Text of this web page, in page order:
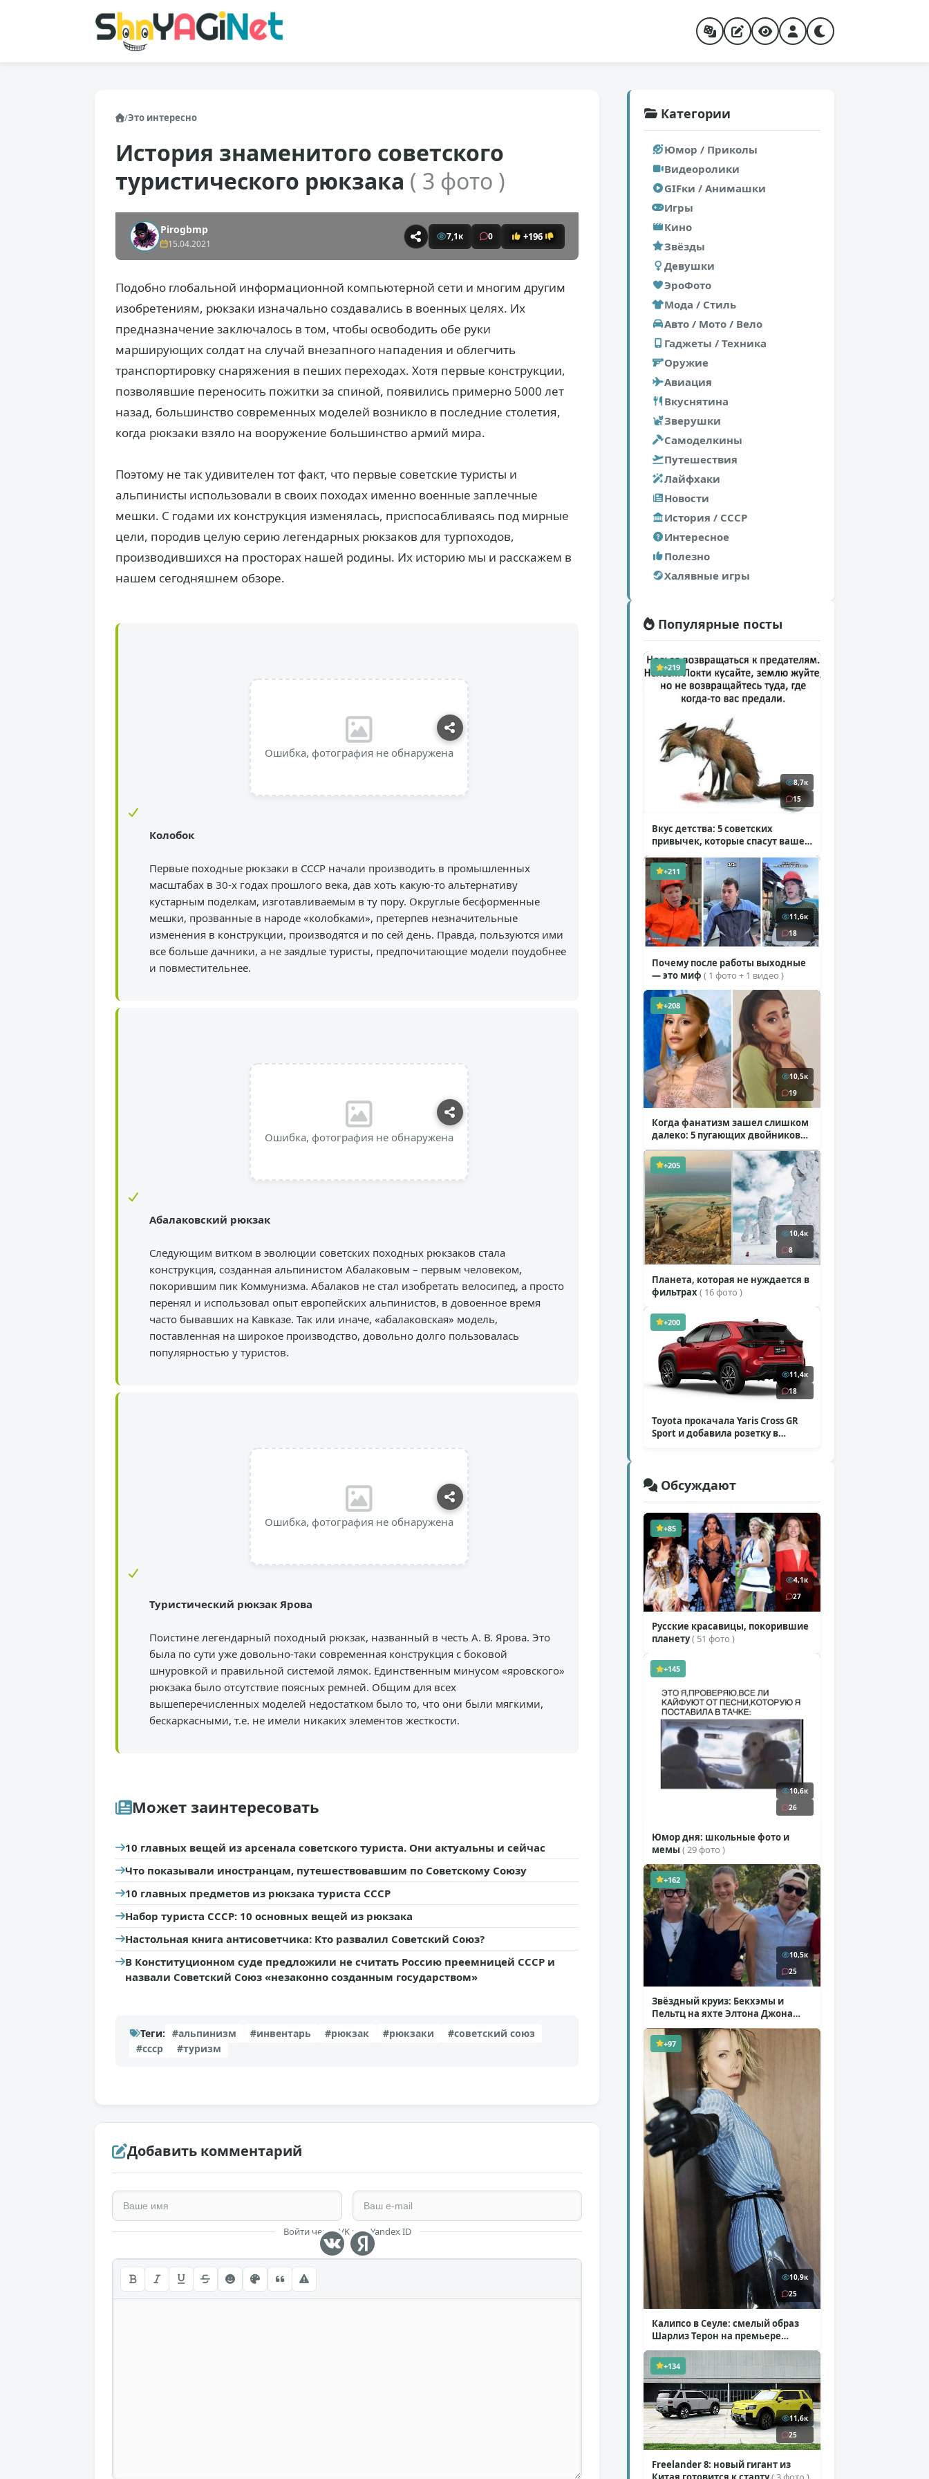
/Это интересно
История знаменитого советского
туристического рюкзака ( 3 фото )
Pirogbmp
15.04.2021
7,1к 0 +196
Подобно глобальной информационной компьютерной сети и многим другим
изобретениям, рюкзаки изначально создавались в военных целях. Их
предназначение заключалось в том, чтобы освободить обе руки
марширующих солдат на случай внезапного нападения и облегчить
транспортировку снаряжения в пеших переходах. Хотя первые конструкции,
позволявшие переносить пожитки за спиной, появились примерно 5000 лет
назад, большинство современных моделей возникло в последние столетия,
когда рюкзаки взяло на вооружение большинство армий мира.
Поэтому не так удивителен тот факт, что первые советские туристы и
альпинисты использовали в своих походах именно военные заплечные
мешки. С годами их конструкция изменялась, приспосабливаясь под мирные
цели, породив целую серию легендарных рюкзаков для турпоходов,
производившихся на просторах нашей родины. Их историю мы и расскажем в
нашем сегодняшнем обзоре.
Ошибка, фотография не обнаружена
Колобок
Первые походные рюкзаки в СССР начали производить в промышленных
масштабах в 30-х годах прошлого века, дав хоть какую-то альтернативу
кустарным поделкам, изготавливаемым в ту пору. Округлые бесформенные
мешки, прозванные в народе «колобками», претерпев незначительные
изменения в конструкции, производятся и по сей день. Правда, пользуются ими
все больше дачники, а не заядлые туристы, предпочитающие модели поудобнее
и повместительнее.
Ошибка, фотография не обнаружена
Абалаковский рюкзак
Следующим витком в эволюции советских походных рюкзаков стала
конструкция, созданная альпинистом Абалаковым – первым человеком,
покорившим пик Коммунизма. Абалаков не стал изобретать велосипед, а просто
перенял и использовал опыт европейских альпинистов, в довоенное время
часто бывавших на Кавказе. Так или иначе, «абалаковская» модель,
поставленная на широкое производство, довольно долго пользовалась
популярностью у туристов.
Ошибка, фотография не обнаружена
Туристический рюкзак Ярова
Поистине легендарный походный рюкзак, названный в честь А. В. Ярова. Это
была по сути уже довольно-таки современная конструкция с боковой
шнуровкой и правильной системой лямок. Единственным минусом «яровского»
рюкзака было отсутствие поясных ремней. Общим для всех
вышеперечисленных моделей недостатком было то, что они были мягкими,
бескаркасными, т.е. не имели никаких элементов жесткости.
Может заинтересовать
10 главных вещей из арсенала советского туриста. Они актуальны и сейчас
Что показывали иностранцам, путешествовавшим по Советскому Союзу
10 главных предметов из рюкзака туриста СССР
Набор туриста СССР: 10 основных вещей из рюкзака
Настольная книга антисоветчика: Кто развалил Советский Союз?
В Конституционном суде предложили не считать Россию преемницей СССР и
назвали Советский Союз «незаконно созданным государством»
Теги: #альпинизм #инвентарь #рюкзак #рюкзаки
#советский союз
#ссср
#туризм
Добавить комментарий
Войти через VK или Yandex ID
Категории
Юмор / Приколы
Видеоролики
GIFки / Анимашки
Игры
Кино
Звёзды
Девушки
ЭроФото
Мода / Стиль
Авто / Мото / Вело
Гаджеты / Техника
Оружие
Авиация
Вкуснятина
Зверушки
Самоделкины
Путешествия
Лайфхаки
Новости
История / СССР
Интересное
Полезно
Халявные игры
Популярные посты
+219
8,7к
15
Вкус детства: 5 советских
привычек, которые спасут ваше
+211
11,6к
18
Почему после работы выходные
— это миф ( 1 фото + 1 видео )
+208
10,5к
19
Когда фанатизм зашел слишком
далеко: 5 пугающих двойников
звезд( 10 фото )
+205
10,4к
8
Планета, которая не нуждается в
фильтрах( 16 фото )
+200
11,4к
18
Toyota прокачала Yaris Cross GR
Sport и добавила розетку в
Обсуждают
+85
4,1к
27
Русские красавицы, покорившие
планету( 51 фото )
+145
10,6к
26
Юмор дня: школьные фото и
мемы ( 29 фото )
+162
10,5к
25
Звёздный круиз: Бекхэмы и
Пельтц на яхте Элтона Джона
( 12 фото )
+97
10,9к
25
Калипсо в Сеуле: смелый образ
Шарлиз Терон на премьере
«Одиссеи»( 6 фото )
+134
11,6к
25
Freelander 8: новый гигант из